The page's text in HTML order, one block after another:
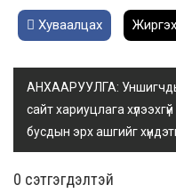
Хуваалцах Жиргэх
АНХААРУУЛГА:
сайт хариуцлага
бусдын эрх ашгийг
0 cэтгэгдэлтэй